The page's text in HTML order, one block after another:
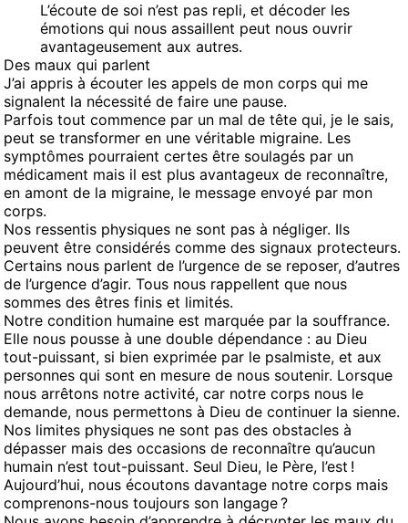
L’écoute de soi n’est pas repli, et décoder les
émotions qui nous assaillent peut nous ouvrir
avantageusement aux autres.
Des maux qui parlent
J’ai appris à écouter les appels de mon corps qui me
signalent la nécessité de faire une pause.
Parfois tout commence par un mal de tête qui, je le sais,
peut se transformer en une véritable migraine. Les
symptômes pourraient certes être soulagés par un
médicament mais il est plus avantageux de reconnaître,
en amont de la migraine, le message envoyé par mon
corps.
Nos ressentis physiques ne sont pas à négliger. Ils
peuvent être considérés comme des signaux protecteurs.
Certains nous parlent de l’urgence de se reposer, d’autres
de l’urgence d’agir. Tous nous rappellent que nous
sommes des êtres finis et limités.
Notre condition humaine est marquée par la souffrance.
Elle nous pousse à une double dépendance : au Dieu
tout-puissant, si bien exprimée par le psalmiste, et aux
personnes qui sont en mesure de nous soutenir. Lorsque
nous arrêtons notre activité, car notre corps nous le
demande, nous permettons à Dieu de continuer la sienne.
Nos limites physiques ne sont pas des obstacles à
dépasser mais des occasions de reconnaître qu’aucun
humain n’est tout-puissant. Seul Dieu, le Père, l’est !
Aujourd’hui, nous écoutons davantage notre corps mais
comprenons-nous toujours son langage ?